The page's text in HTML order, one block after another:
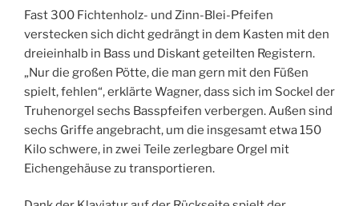
Fast 300 Fichtenholz- und Zinn-Blei-Pfeifen
verstecken sich dicht gedrängt in dem Kasten mit den
dreieinhalb in Bass und Diskant geteilten Registern.
„Nur die großen Pötte, die man gern mit den Füßen
spielt, fehlen“, erklärte Wagner, dass sich im Sockel der
Truhenorgel sechs Basspfeifen verbergen. Außen sind
sechs Griffe angebracht, um die insgesamt etwa 150
Kilo schwere, in zwei Teile zerlegbare Orgel mit
Eichengehäuse zu transportieren.